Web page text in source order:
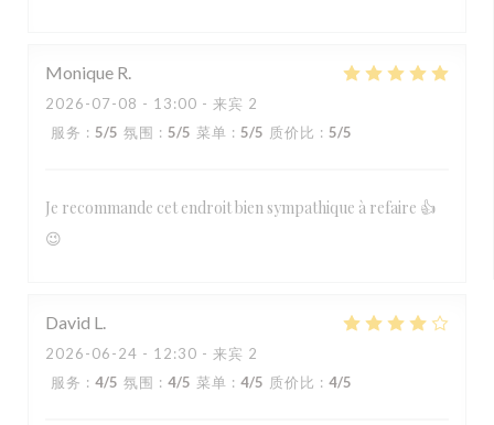
Monique R
2026-07-08 - 13:00 - 来宾 2
服务 : 5/5 氛围 : 5/5 菜单 : 5/5 质价比 : 5/5
Je recommande cet endroit bien sympathique à refaire 👍
😉
David L
2026-06-24 - 12:30 - 来宾 2
服务 : 4/5 氛围 : 4/5 菜单 : 4/5 质价比 : 4/5